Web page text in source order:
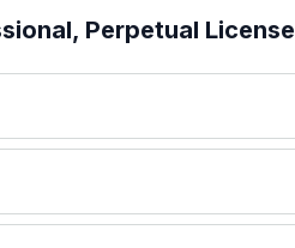
Perpetual License